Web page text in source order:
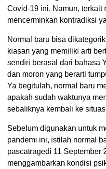
Covid-19 ini. Namun, terkait
mencerminkan kontradiksi
Normal baru bisa
kiasan yang memiliki arti
sendiri berasal dari bahasa
dan moron yang berarti
Ya begitulah, normal baru
apakah sudah waktunya
sebaliknya kembali ke
Sebelum digunakan untuk
pandemi ini, istilah normal
pascatragedi 11 September
menggambarkan kondisi